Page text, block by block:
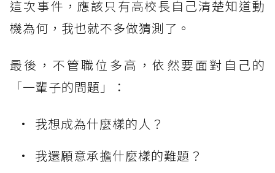
這次事件，應該只有高校長自己清楚知道動
機為何，我也就不多做猜測了。
最後，不管職位多高，依然要面對自己的
「一輩子的問題」：
我想成為什麼樣的人？
我還願意承擔什麼樣的難題？